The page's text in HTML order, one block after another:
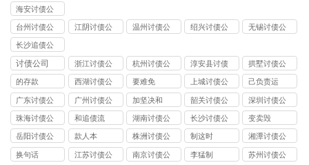
司
海安讨债公
司
台州讨债公
司
江阴讨债公
温州讨债公
绍兴讨债公
无锡讨债公
长沙追债公
司
讨债公司
浙江讨债公
司
杭州讨债公
司
淳安县讨债
拱墅讨债公
司
的存款
西湖讨债公
司
要难免
上城讨债公
司
己负责运
广东讨债公
司
广州讨债公
司
加坚决和
韶关讨债公
司
深圳讨债公
司
珠海讨债公
司
和追债流
湖南讨债公
司
长沙讨债公
司
变卖毁
岳阳讨债公
司
款人本
株洲讨债公
司
制这时
湘潭讨债公
司
换句话
江苏讨债公
南京讨债公
李猛制
苏州讨债公